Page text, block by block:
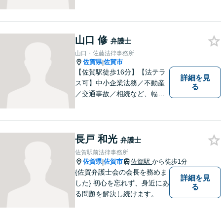
ぐように、丁寧にお悩みをお
伺いいたします。
山口 修 弁護士
山口・佐藤法律事務所
佐賀県|佐賀市
【佐賀駅徒歩16分】【法テラ
ス可】中小企業法務／不動産
／交通事故／相続など、幅広
す。まずはお気軽にご相談く
ださい。【初回面談無料】
詳細を見
る
長戸 和光 弁護士
佐賀駅前法律事務所
佐賀県|佐賀市 佐賀駅 から徒歩1分
{佐賀弁護士会の会長を務めま
した} 初心を忘れず、身近にあ
る問題を解決し続けます。
詳細を見
る